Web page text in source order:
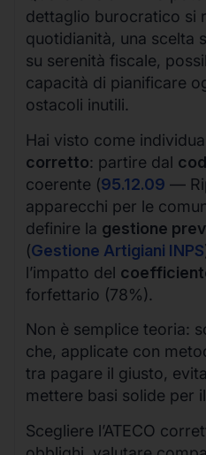
dettaglio burocratico si
quotidianità, una scelta
su serenità fiscale,
capacità di pianificare
ostacoli inutili.
Hai visto come
corretto: partire dal
coerente (95.12.09 —
apparecchi per le
definire la gestione
(Gestione Artigiani INPS
l’impatto del
forfettario (78%).
Non è semplice teoria:
che, applicate con
tra pagare il giusto,
mettere basi solide per
Scegliere l’ATECO